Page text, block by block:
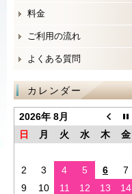
料金
ご利用の流れ
よくある質問
カレンダー
2026年 8月
日
月 火 水 木 金
2
3 4 5 6 7
9
10 11 12 13 14